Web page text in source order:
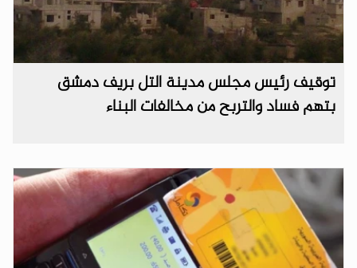
توقيف رئيس مجلس مدينة التل بريف دمشق
بتهم فساد والتربح من مخالفات البناء